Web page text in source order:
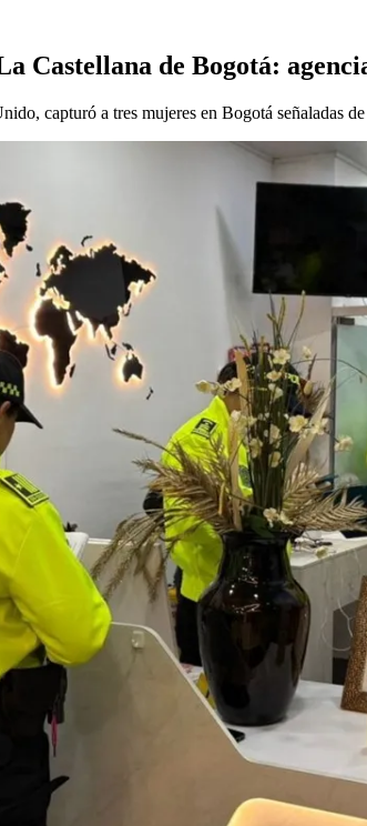
Castellana de Bogotá:
capturó a tres mujeres en Bogotá señaladas